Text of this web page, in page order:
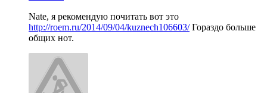
Nate, я рекомендую почитать вот это
http://roem.ru/2014/09/04/kuznech106603/Гораздо больше
общих нот.